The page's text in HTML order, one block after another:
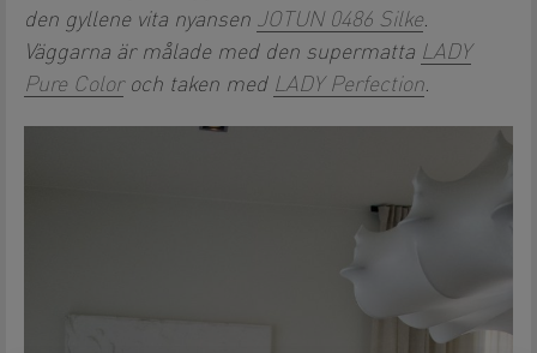
den gyllene vita nyansen JOTUN 0486 Silke.
Väggarna är målade med den supermatta LADY
Pure Coloroch taken med LADY Perfection.